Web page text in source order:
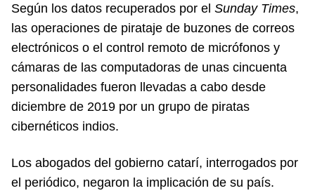
Según los datos recuperados por el Sunday Times,
las operaciones de pirataje de buzones de correos
electrónicos o el control remoto de micrófonos y
cámaras de las computadoras de unas cincuenta
personalidades fueron llevadas a cabo desde
diciembre de 2019 por un grupo de piratas
cibernéticos indios.
Los abogados del gobierno catarí, interrogados por
el periódico, negaron la implicación de su país.